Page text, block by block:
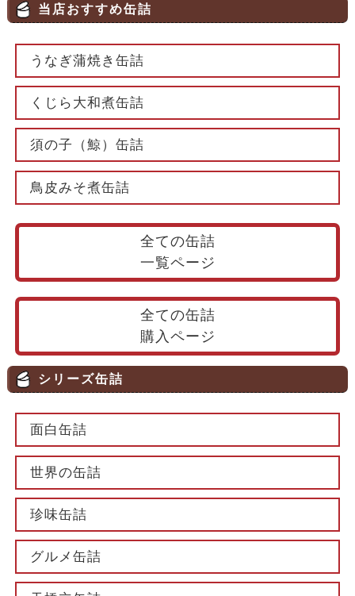
当店おすすめ缶詰
うなぎ蒲焼き缶詰
くじら大和煮缶詰
須の子（鯨）缶詰
鳥皮みそ煮缶詰
全ての缶詰
一覧ページ
全ての缶詰
購入ページ
シリーズ缶詰
面白缶詰
世界の缶詰
珍味缶詰
グルメ缶詰